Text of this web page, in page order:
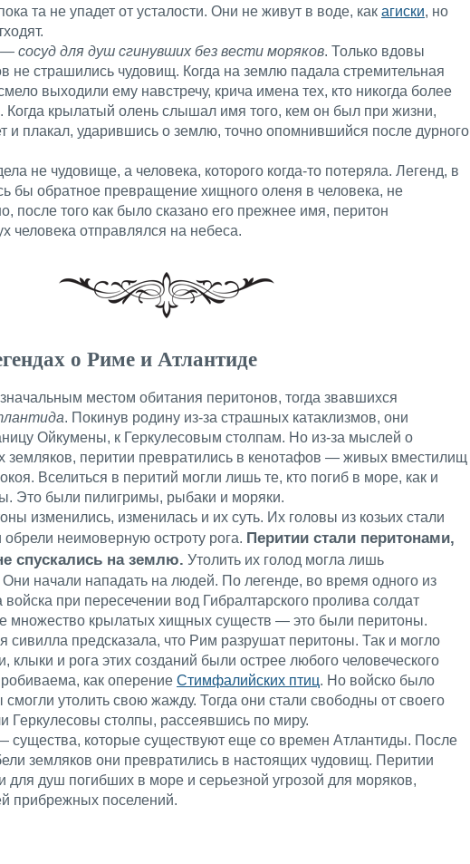
та не упадет от усталости. Они не живут в воде, как агиски, но
— сосуд для душ сгинувших без вести моряков. Только вдовы
не страшились чудовищ. Когда на землю падала стремительная
выходили ему навстречу, крича имена тех, кто никогда более
Когда крылатый олень слышал имя того, кем он был при жизни,
и плакал, ударившись о землю, точно опомнившийся после дурного
не чудовище, а человека, которого когда-то потеряла. Легенд, в
бы обратное превращение хищного оленя в человека, не
после того как было сказано его прежнее имя, перитон
человека отправлялся на небеса.
о Риме и Атлантиде
местом обитания перитонов, тогда звавшихся
. Покинув родину из-за страшных катаклизмов, они
Ойкумены, к Геркулесовым столпам. Но из-за мыслей о
земляков, перитии превратились в кенотафов — живых вместилищ
Вселиться в перитий могли лишь те, кто погиб в море, как и
Это были пилигримы, рыбаки и моряки.
изменились, изменилась и их суть. Их головы из козьих стали
неимоверную остроту рога. Перитии стали перитонами,
спускались на землю. Утолить их голод могла лишь
Они начали нападать на людей. По легенде, во время одного из
при пересечении вод Гибралтарского пролива солдат
множество крылатых хищных существ — это были перитоны.
сивилла предсказала, что Рим разрушат перитоны. Так и могло
клыки и рога этих созданий были острее любого человеческого
как оперение Стимфалийских птиц. Но войско было
утолить свою жажду. Тогда они стали свободны от своего
Геркулесовы столпы, рассеявшись по миру.
существа, которые существуют еще со времен Атлантиды. После
земляков они превратились в настоящих чудовищ. Перитии
для душ погибших в море и серьезной угрозой для моряков,
прибрежных поселений.